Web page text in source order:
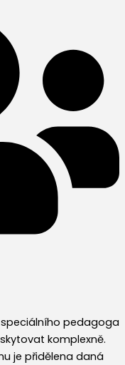
pedagoga
komplexně.
je přidělena daná